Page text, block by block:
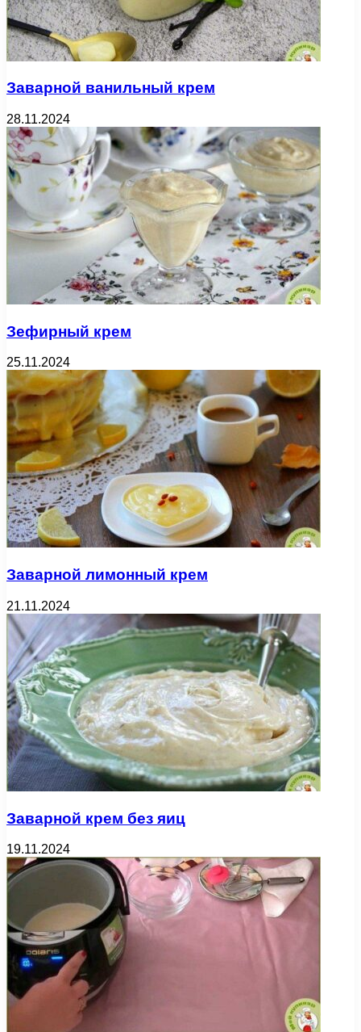
Заварной ванильный крем
28.11.2024
Зефирный крем
25.11.2024
Заварной лимонный крем
21.11.2024
Заварной крем без яиц
19.11.2024